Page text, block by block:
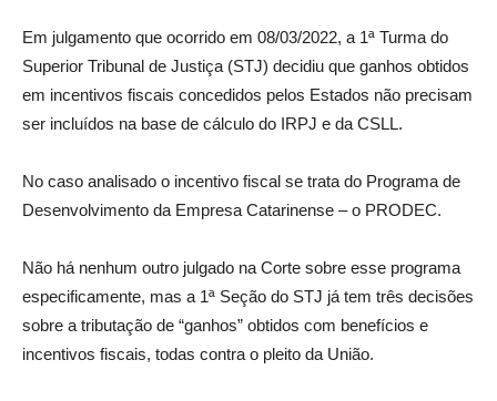
Em julgamento que ocorrido em 08/03/2022, a 1ª Turma do
Superior Tribunal de Justiça (STJ) decidiu que ganhos obtidos
em incentivos fiscais concedidos pelos Estados não precisam
ser incluídos na base de cálculo do IRPJ e da CSLL.
No caso analisado o incentivo fiscal se trata do Programa de
Desenvolvimento da Empresa Catarinense – o PRODEC.
Não há nenhum outro julgado na Corte sobre esse programa
especificamente, mas a 1ª Seção do STJ já tem três decisões
sobre a tributação de “ganhos” obtidos com benefícios e
incentivos fiscais, todas contra o pleito da União.